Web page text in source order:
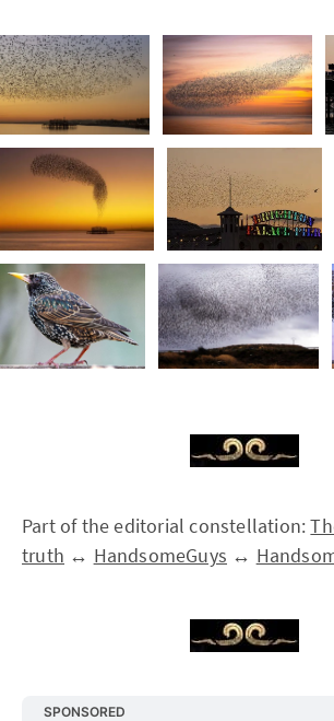
Part of the editorial constellation:
truth ↔ HandsomeGuys ↔
SPONSORED